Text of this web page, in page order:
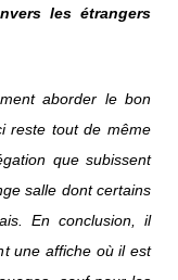
les étrangers
aborder le bon
reste tout de même
que subissent
salle dont certains
En conclusion, il
une affiche où il est